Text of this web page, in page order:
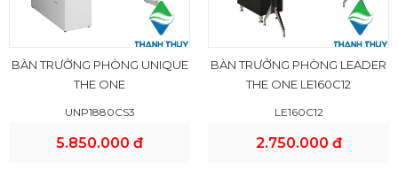
BÀN TRƯỞNG PHÒNG UNIQUE
THE ONE
UNP1880CS3
5.850.000 đ
BÀN TRƯỞNG PHÒNG LEADER
THE ONE LE160C12
LE160C12
2.750.000 đ